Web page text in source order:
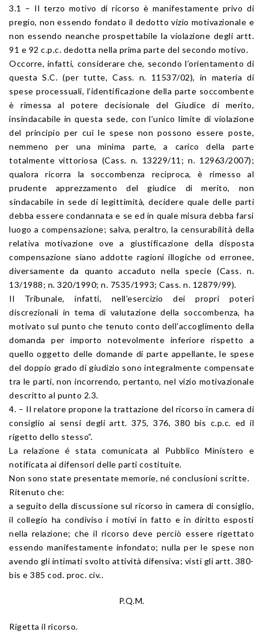
3.1 – Il terzo motivo di ricorso è manifestamente privo di
pregio, non essendo fondato il dedotto vizio motivazionale e
non essendo neanche prospettabile la violazione degli artt.
91 e 92 c.p.c. dedotta nella prima parte del secondo motivo.
Occorre, infatti, considerare che, secondo l’orientamento di
questa S.C. (per tutte, Cass. n. 11537/02), in materia di
spese processuali, l’identificazione della parte soccombente
è rimessa al potere decisionale del Giudice di merito,
insindacabile in questa sede, con l’unico limite di violazione
del principio per cui le spese non possono essere poste,
nemmeno per una minima parte, a carico della parte
totalmente vittoriosa (Cass. n. 13229/11; n. 12963/2007);
qualora ricorra la soccombenza reciproca, è rimesso al
prudente apprezzamento del giudice di merito, non
sindacabile in sede di legittimità, decidere quale delle parti
debba essere condannata e se ed in quale misura debba farsi
luogo a compensazione; salva, peraltro, la censurabilità della
relativa motivazione ove a giustificazione della disposta
compensazione siano addotte ragioni illogiche od erronee,
diversamente da quanto accaduto nella specie (Cass. n.
13/1988; n. 320/1990; n. 7535/1993; Cass. n. 12879/99).
Il Tribunale, infatti, nell’esercizio dei propri poteri
discrezionali in tema di valutazione della soccombenza, ha
motivato sul punto che tenuto conto dell’accoglimento della
domanda per importo notevolmente inferiore rispetto a
quello oggetto delle domande di parte appellante, le spese
del doppio grado di giudizio sono integralmente compensate
tra le parti, non incorrendo, pertanto, nel vizio motivazionale
descritto al punto 2.3.
4. – Il relatore propone la trattazione del ricorso in camera di
consiglio ai sensi degli artt. 375, 376, 380 bis c.p.c. ed il
rigetto dello stesso”.
La relazione é stata comunicata al Pubblico Ministero e
notificata ai difensori delle parti costituite.
Non sono state presentate memorie, né conclusioni scritte.
Ritenuto che:
a seguito della discussione sul ricorso in camera di consiglio,
il collegio ha condiviso i motivi in fatto e in diritto esposti
nella relazione; che il ricorso deve perciò essere rigettato
essendo manifestamente infondato; nulla per le spese non
avendo gli intimati svolto attività difensiva; visti gli artt. 380-
bis e 385 cod. proc. civ..
P.Q.M.
Rigetta il ricorso.